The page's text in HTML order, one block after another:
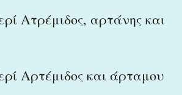
Ατρέμιδος, αρτάνης και
Αρτέμιδος και άρταμου